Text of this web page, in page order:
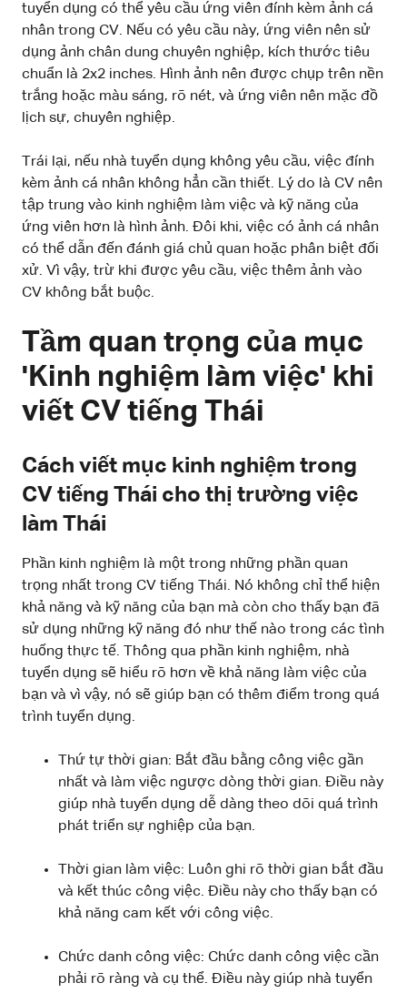
tuyển dụng có thể yêu cầu ứng viên đính kèm ảnh cá
nhân trong CV. Nếu có yêu cầu này, ứng viên nên sử
dụng ảnh chân dung chuyên nghiệp, kích thước tiêu
chuẩn là 2x2 inches. Hình ảnh nên được chụp trên nền
trắng hoặc màu sáng, rõ nét, và ứng viên nên mặc đồ
lịch sự, chuyên nghiệp.
Trái lại, nếu nhà tuyển dụng không yêu cầu, việc đính
kèm ảnh cá nhân không hẳn cần thiết. Lý do là CV nên
tập trung vào kinh nghiệm làm việc và kỹ năng của
ứng viên hơn là hình ảnh. Đôi khi, việc có ảnh cá nhân
có thể dẫn đến đánh giá chủ quan hoặc phân biệt đối
xử. Vì vậy, trừ khi được yêu cầu, việc thêm ảnh vào
CV không bắt buộc.
Tầm quan trọng của mục
'Kinh nghiệm làm việc' khi
viết CV tiếng Thái
Cách viết mục kinh nghiệm trong
CV tiếng Thái cho thị trường việc
làm Thái
Phần kinh nghiệm là một trong những phần quan
trọng nhất trong CV tiếng Thái. Nó không chỉ thể hiện
khả năng và kỹ năng của bạn mà còn cho thấy bạn đã
sử dụng những kỹ năng đó như thế nào trong các tình
huống thực tế. Thông qua phần kinh nghiệm, nhà
tuyển dụng sẽ hiểu rõ hơn về khả năng làm việc của
bạn và vì vậy, nó sẽ giúp bạn có thêm điểm trong quá
trình tuyển dụng.
Thứ tự thời gian: Bắt đầu bằng công việc gần
nhất và làm việc ngược dòng thời gian. Điều này
giúp nhà tuyển dụng dễ dàng theo dõi quá trình
phát triển sự nghiệp của bạn.
Thời gian làm việc: Luôn ghi rõ thời gian bắt đầu
và kết thúc công việc. Điều này cho thấy bạn có
khả năng cam kết với công việc.
Chức danh công việc: Chức danh công việc cần
phải rõ ràng và cụ thể. Điều này giúp nhà tuyển